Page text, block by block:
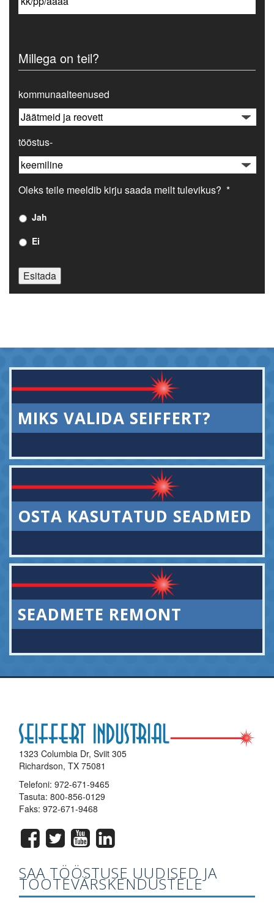
Millega on teil?
kommunaalteenused
tööstus-
Oleks teile meeldib kirju saada meilt tulevikus? *
Jah
Ei
Esitada
MIKS VALIDA SEIFFERT?
OSTA KASUTATUD SEADMED
SEADMETE REMONT
1323 Columbia Dr, Sviit 305
Richardson, TX 75081
Telefoni: 972-671-9465
Tasuta: 800-856-0129
Faks: 972-671-9468
SAA TÖÖSTUSE UUDISED JA
TOOTEVÄRSKENDUSTELE